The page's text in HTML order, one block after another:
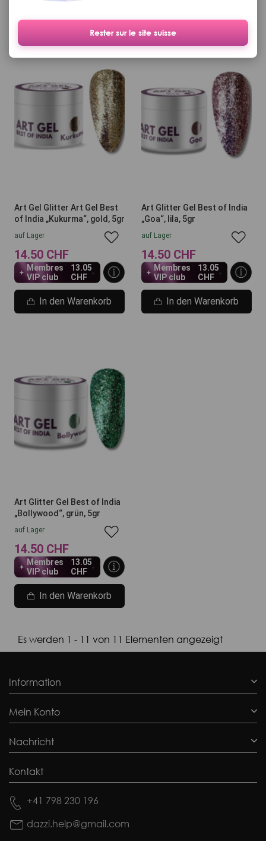
Rester sur le site suisse
Art Gel Glitter Art Gel Best
of India „Kukurma“, gold, 5gr
auf Lager
14.50 CHF
Membres
VIP club
13.05
CHF
In den Warenkorb
Art Glitter Gel Best of India
„Goa“, lila, 5gr
auf Lager
14.50 CHF
Membres
VIP club
13.05
CHF
In den Warenkorb
Art Glitter Gel Best of India
„Bollywood“, grün, 5gr
auf Lager
14.50 CHF
Membres
VIP club
13.05
CHF
In den Warenkorb
Es werden 1 - 11 von 11 Elementen angezeigt
Information
Mein Konto
Nachricht
Kontakt
+41 798 230 196
dazzi.help@gmail.com